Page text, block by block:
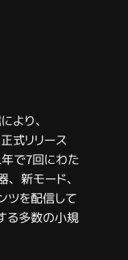
より、
式リリース
で7回にわた
新モード、
ツを配信して
る多数の小規